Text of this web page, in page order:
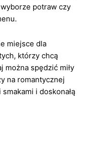
potraw czy
miejsce dla
którzy chcą
można spędzić miły
na romantycznej
i doskonałą